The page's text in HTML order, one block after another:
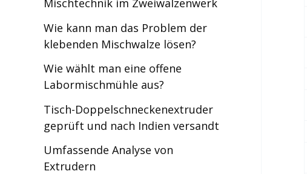
Mischtechnik im Zweiwalzenwerk
Wie kann man das Problem der
klebenden Mischwalze lösen?
Wie wählt man eine offene
Labormischmühle aus?
Tisch-Doppelschneckenextruder
geprüft und nach Indien versandt
Umfassende Analyse von
Extrudern